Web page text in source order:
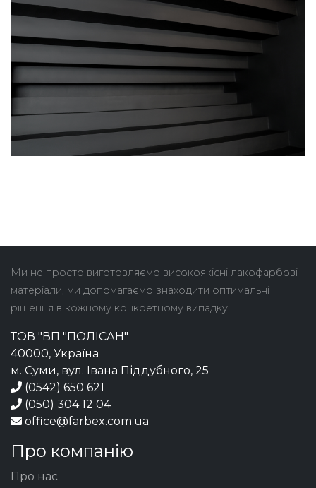
Ми не просто виготовляємо високоякісні лакофарбові
матеріали, ми допомагаємо знаходити оптимальні
рішення в кожному конкретному випадку.
ТОВ "ВП "ПОЛІСАН"
40000, Україна
м. Суми, вул. Івана Піддубного, 25
(0542) 650 621
(050) 304 12 04
office@farbex.com.ua
Про компанію
Про нас